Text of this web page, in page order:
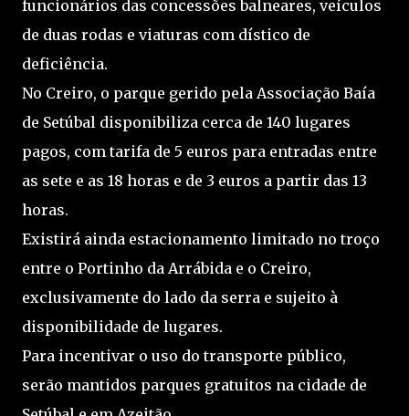
funcionários das concessões balneares, veículos
de duas rodas e viaturas com dístico de
deficiência.
No Creiro, o parque gerido pela Associação Baía
de Setúbal disponibiliza cerca de 140 lugares
pagos, com tarifa de 5 euros para entradas entre
as sete e as 18 horas e de 3 euros a partir das 13
horas.
Existirá ainda estacionamento limitado no troço
entre o Portinho da Arrábida e o Creiro,
exclusivamente do lado da serra e sujeito à
disponibilidade de lugares.
Para incentivar o uso do transporte público,
serão mantidos parques gratuitos na cidade de